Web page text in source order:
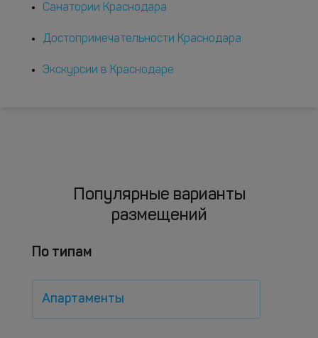
Санатории Краснодара
Достопримечательности Краснодара
Экскурсии в Краснодаре
Популярные варианты
размещений
По типам
Апартаменты